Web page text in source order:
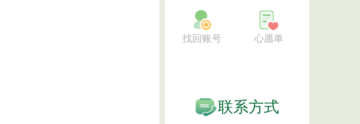
找回账号 心愿单
联系方式